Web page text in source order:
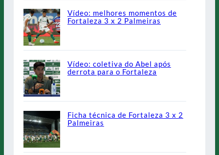
Vídeo: melhores momentos de
Fortaleza 3 x 2 Palmeiras
Vídeo: coletiva do Abel após
derrota para o Fortaleza
Ficha técnica de Fortaleza 3 x 2
Palmeiras